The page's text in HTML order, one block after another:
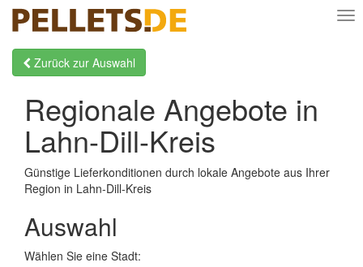
Zurück zur Auswahl
Regionale Angebote in
Lahn-Dill-Kreis
Günstige Lieferkonditionen durch lokale Angebote aus Ihrer
Region in Lahn-Dill-Kreis
Auswahl
Wählen Sie eine Stadt: